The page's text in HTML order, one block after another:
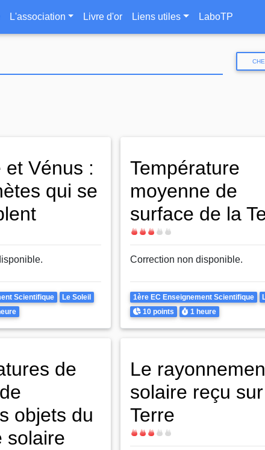
au
contenu
L'association Livre d'or Liens utiles LaboTP
et Vénus :
qui se
Scientifique Le Soleil
Température
moyenne de
surface de la
Difficulté
Correction non disponible.
Theme
1ère EC Enseignement Scientifique
Points
10 points Durée
1 heure
de
objets du
solaire
Le
solaire reçu sur
Terre
Difficulté